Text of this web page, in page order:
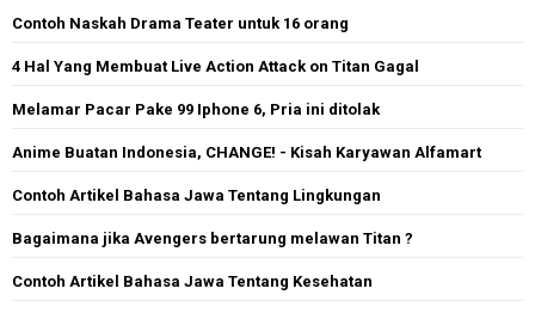
Contoh Naskah Drama Teater untuk 16 orang
4 Hal Yang Membuat Live Action Attack on Titan Gagal
Melamar Pacar Pake 99 Iphone 6, Pria ini ditolak
Anime Buatan Indonesia, CHANGE! - Kisah Karyawan Alfamart
Contoh Artikel Bahasa Jawa Tentang Lingkungan
Bagaimana jika Avengers bertarung melawan Titan ?
Contoh Artikel Bahasa Jawa Tentang Kesehatan